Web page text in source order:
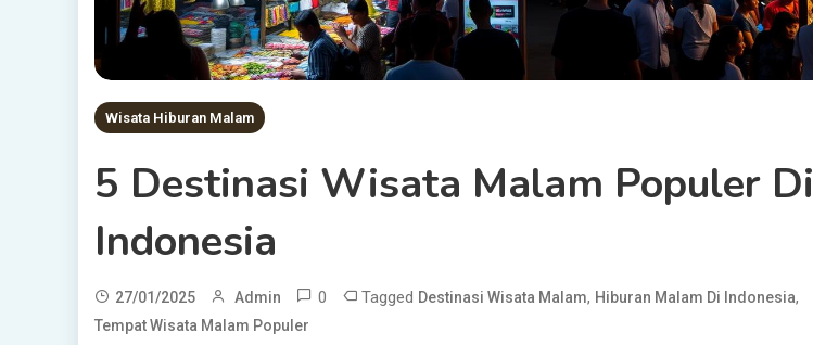
Wisata Hiburan Malam
5 Destinasi Wisata Malam Populer Di
Indonesia
27/01/2025 Admin 0 Tagged Destinasi Wisata Malam, Hiburan Malam Di Indonesia,
Tempat Wisata Malam Populer